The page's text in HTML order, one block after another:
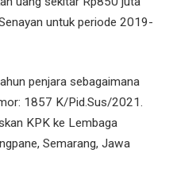
untuk periode 2019-
penjara sebagaimana
1857 K/Pid.Sus/2021.
KPK ke Lembaga
Semarang, Jawa